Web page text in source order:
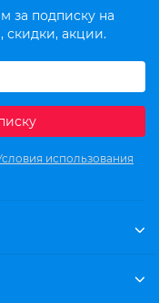
за подписку на
скидки, акции.
использования